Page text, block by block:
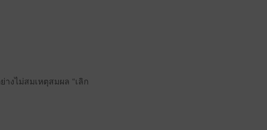
งไม่สมเหตุสมผล “เลิก